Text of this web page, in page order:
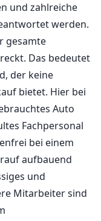
und zahlreiche
werden.
gesamte
Das bedeutet
der keine
bietet. Hier bei
Auto
Fachpersonal
bei einem
aufbauend
und
Mitarbeiter sind